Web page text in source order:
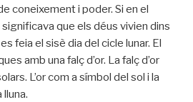
coneixement i poder. Si en el
que els déus vivien dins
feia el sisè dia del cicle lunar. El
amb una falç d’or. La falç d’or
L’or com a símbol del sol i la